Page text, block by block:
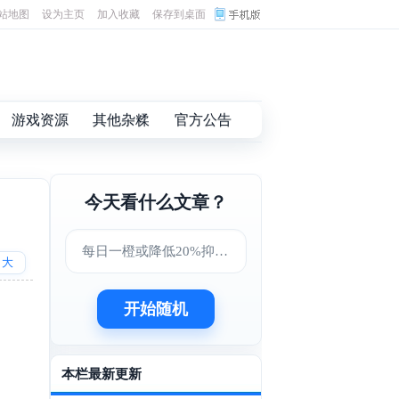
地图 设为主页 加入收藏 保存到桌面
游戏资源 其他杂糅 官方公告
大
今天看什么文章？
每日一橙或降低20%抑郁症风险，肠道菌群成关键因素
开始随机
本栏最新更新